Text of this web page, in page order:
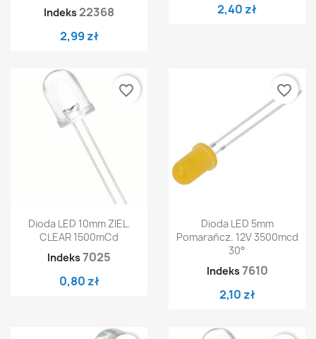
Indeks 22368
2,99 zł
2,40 zł
Dioda LED 10mm ZIEL.
CLEAR 1500mCd
Indeks7025
0,80 zł
favorite_border
Dioda LED 5mm
Pomarańcz. 12V 3500mcd
30°
Indeks7610
2,10 zł
favorite_border